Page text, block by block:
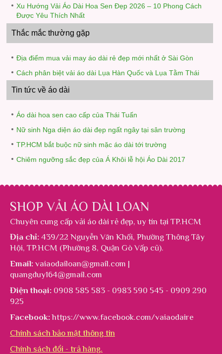
Xu Hướng Vải Áo Dài Hoa Sen Đẹp 2026 – 10 Phong Cách
Được Yêu Thích Nhất
Thắc mắc thường gặp
Địa điểm mua vải may áo dài rẻ đẹp mới nhất ở Sài Gòn
Cách phân biệt vải áo dài Lụa Hàn Quốc và Lụa Tằm Thái
Tin tức về áo dài
Áo dài hoa sen cao cấp của Thái Tuấn
Nữ sinh Nga diện áo dài đẹp ngất ngây tại sân trường
TP.HCM bắt buộc nữ sinh mặc áo dài tới trường
Chiêm ngưỡng sắc đẹp của Á Khôi lễ hội Áo Dài 2017
SHOP VẢI ÁO DÀI LOAN
Chuyên cung cấp vải áo dài rẻ đẹp, uy tín tại TP.HCM
Địa chỉ: 439/22 Nguyễn Văn Khối, Phường Thông Tây
Hội, TP.HCM (Phường 8, Quận Gò Vấp cũ).
Email: vaiaodailoan@gmail.com |
quangduy164@gmail.com
Điện thoại: 0908 585 583 - 0983 590 545 - 0909 290
925
Facebook: https://www.facebook.com/vaiaodaire
Chính sách bảo mật thông tin
Chính sách đổi - trả hàng.